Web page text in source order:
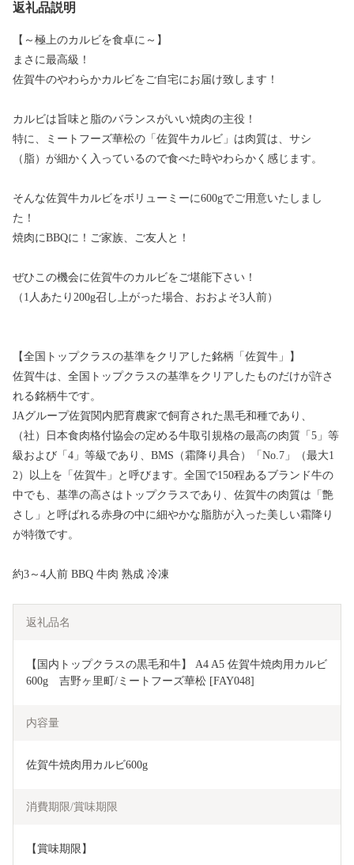
返礼品説明
【～極上のカルビを食卓に～】
まさに最高級！
佐賀牛のやわらかカルビをご自宅にお届け致します！
カルビは旨味と脂のバランスがいい焼肉の主役！
特に、ミートフーズ華松の「佐賀牛カルビ」は肉質は、サシ
（脂）が細かく入っているので食べた時やわらかく感じます。
そんな佐賀牛カルビをボリューミーに600gでご用意いたしまし
た！
焼肉にBBQに！ご家族、ご友人と！
ぜひこの機会に佐賀牛のカルビをご堪能下さい！
（1人あたり200g召し上がった場合、おおよそ3人前）
【全国トップクラスの基準をクリアした銘柄「佐賀牛」】
佐賀牛は、全国トップクラスの基準をクリアしたものだけが許さ
れる銘柄牛です。
JAグループ佐賀関内肥育農家で飼育された黒毛和種であり、
（社）日本食肉格付協会の定める牛取引規格の最高の肉質「5」等
級および「4」等級であり、BMS（霜降り具合）「No.7」（最大1
2）以上を「佐賀牛」と呼びます。全国で150程あるブランド牛の
中でも、基準の高さはトップクラスであり、佐賀牛の肉質は「艶
さし」と呼ばれる赤身の中に細やかな脂肪が入った美しい霜降り
が特徴です。
約3～4人前 BBQ 牛肉 熟成 冷凍
返礼品名
【国内トップクラスの黒毛和牛】 A4 A5 佐賀牛焼肉用カルビ
600g　吉野ヶ里町/ミートフーズ華松 [FAY048]
内容量
佐賀牛焼肉用カルビ600g
消費期限/賞味期限
【賞味期限】